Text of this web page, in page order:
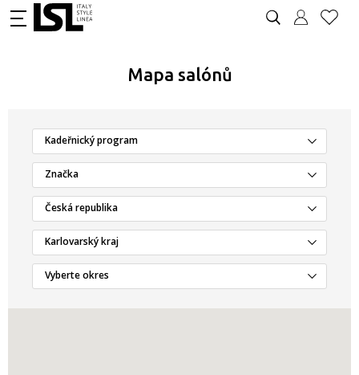
Mapa salónů
Kadeřnický program
Značka
Česká republika
Karlovarský kraj
Vyberte okres